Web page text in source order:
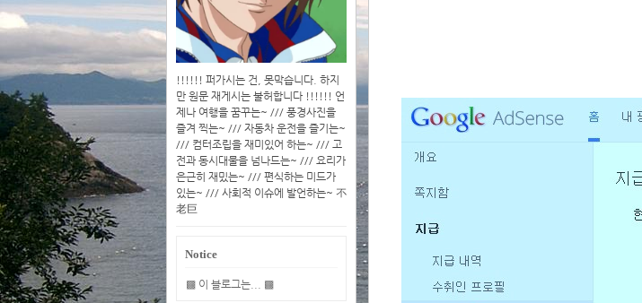
!!!!!! 퍼가시는 건, 못막습니다. 하지
만 원문 재게시는 불허합니다 !!!!!! 언
제나 여행을 꿈꾸는~ /// 풍경사진을
즐겨 찍는~ /// 자동차 운전을 즐기는~
/// 컴터조립을 재미있어 하는~ /// 고
전과 동시대물을 넘나드는~ /// 요리가
은근히 재밌는~ /// 편식하는 미드가
있는~ /// 사회적 이슈에 발언하는~ 不
老巨
Notice
▩ 이 블로그는... ▩